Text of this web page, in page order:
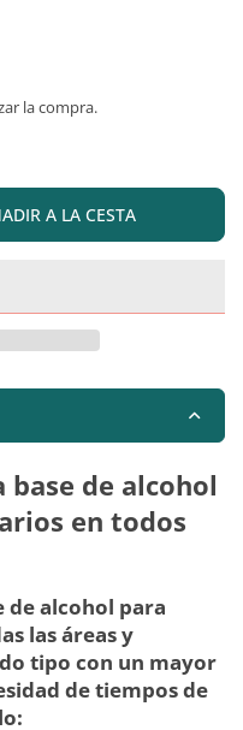
la compra.
A LA CESTA
base de alcohol
en todos
de alcohol para
las áreas y
tipo con un mayor
de tiempos de